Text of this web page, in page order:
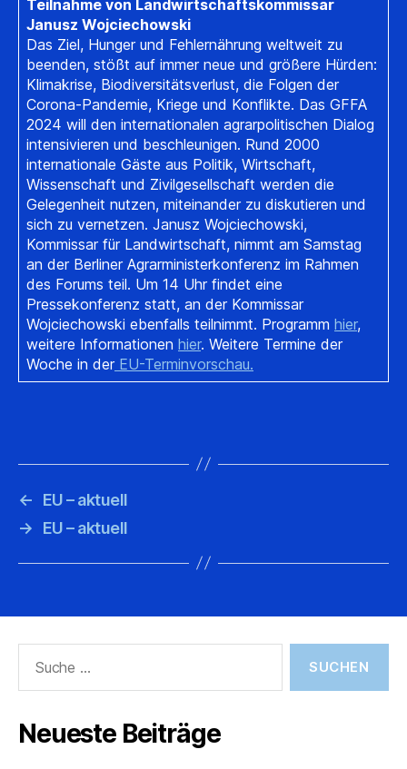
Teilnahme von Landwirtschaftskommissar
Janusz Wojciechowski
Das Ziel, Hunger und Fehlernährung weltweit zu
beenden, stößt auf immer neue und größere Hürden:
Klimakrise, Biodiversitätsverlust, die Folgen der
Corona-Pandemie, Kriege und Konflikte. Das GFFA
2024 will den internationalen agrarpolitischen Dialog
intensivieren und beschleunigen. Rund 2000
internationale Gäste aus Politik, Wirtschaft,
Wissenschaft und Zivilgesellschaft werden die
Gelegenheit nutzen, miteinander zu diskutieren und
sich zu vernetzen. Janusz Wojciechowski,
Kommissar für Landwirtschaft, nimmt am Samstag
an der Berliner Agrarministerkonferenz im Rahmen
des Forums teil. Um 14 Uhr findet eine
Pressekonferenz statt, an der Kommissar
Wojciechowski ebenfalls teilnimmt. Programm hier,
weitere Informationen hier. Weitere Termine der
Woche in derEU-Terminvorschau.
←
EU – aktuell
→
EU – aktuell
nach:
Neueste Beiträge